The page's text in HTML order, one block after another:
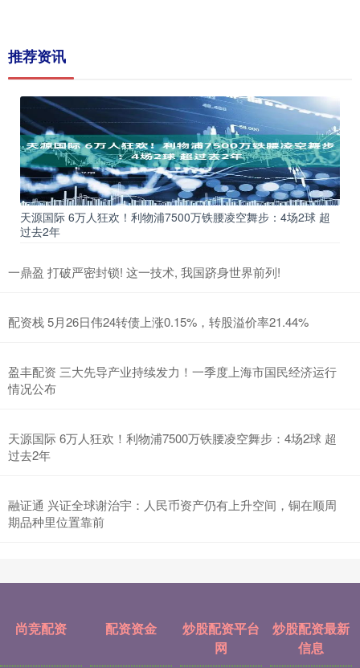
推荐资讯
天源国际 6万人狂欢！利物浦7500万铁腰凌空舞步：4场2球 超
过去2年
一鼎盈 打破严密封锁! 这一技术, 我国跻身世界前列!
配资栈 5月26日伟24转债上涨0.15%，转股溢价率21.44%
盈丰配资 三大先导产业持续发力！一季度上海市国民经济运行
情况公布
天源国际 6万人狂欢！利物浦7500万铁腰凌空舞步：4场2球 超
过去2年
融证通 兴证全球谢治宇：人民币资产仍有上升空间，铜在顺周
期品种里位置靠前
尚竞配资 配资资金
炒股配资平台
网
炒股配资最新
信息